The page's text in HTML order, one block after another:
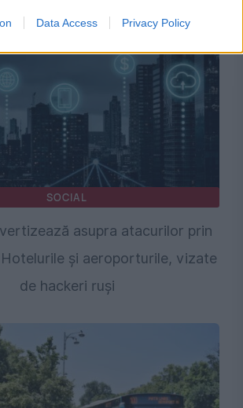
Data Access Privacy Policy
SOCIAL
asupra atacurilor prin
și aeroporturile, vizate
de hackeri ruși